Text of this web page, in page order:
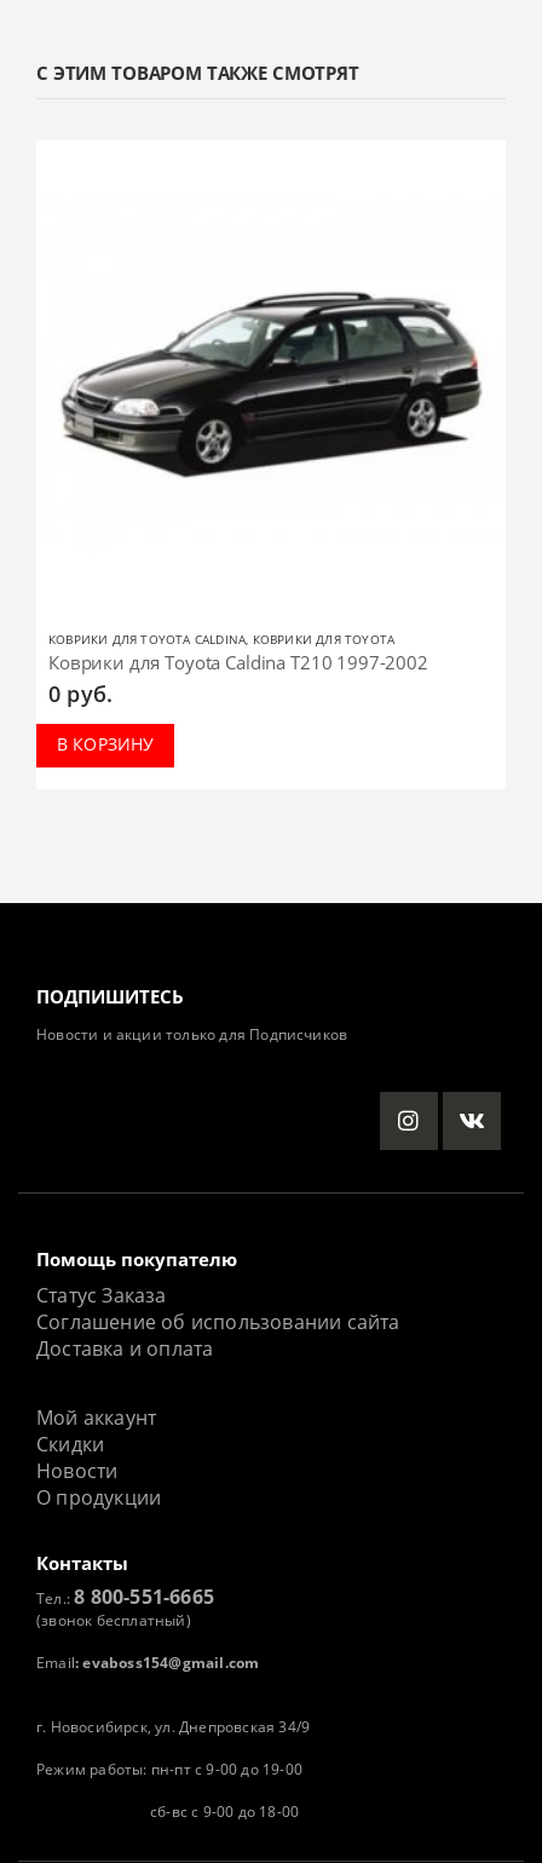
С ЭТИМ ТОВАРОМ ТАКЖЕ СМОТРЯТ
КОВРИКИ ДЛЯ TOYOTA CALDINA, КОВРИКИ ДЛЯ TOYOTA
Коврики для Toyota Caldina T210 1997-2002
0 руб.
В КОРЗИНУ
ПОДПИШИТЕСЬ
Новости и акции только для Подписчиков
Помощь покупателю
Статус Заказа
Соглашение об использовании сайта
Доставка и оплата
Мой аккаунт
Скидки
Новости
О продукции
Контакты
Тел.:8 800-551-6665
(звонок бесплатный)
Email: evaboss154@gmail.com
г. Новосибирск, ул. Днепровская 34/9
Режим работы: пн-пт с 9-00 до 19-00
сб-вс с 9-00 до 18-00